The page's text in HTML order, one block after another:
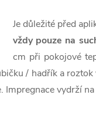
Je důležité před
vždy pouze na
cm při pokojové
/ hadřík a
Impregnace vydrží